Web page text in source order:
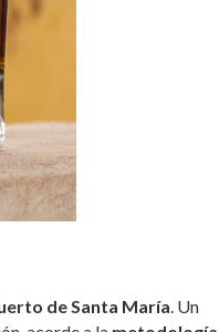
de Santa María . Un